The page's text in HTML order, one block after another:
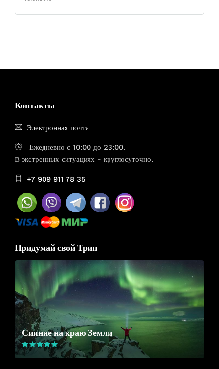
Контакты
Электронная почта
Ежедневно с 10:00 до 23:00.
В экстренных ситуациях - круглосуточно.
+7 909 911 78 35
Придумай свой Трип
Сияние на краю Земли